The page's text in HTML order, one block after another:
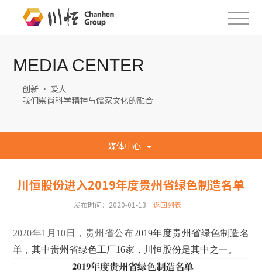
MEDIA CENTER
创新 · 爱人
我们崇尚科学精神与儒家文化的融合
媒体中心
川恒股份进入2019年度贵州省绿色制造名单
发布时间：2020-01-13 返回列表
2020年1月10日，贵州省公布2019年度贵州省绿色制造名
单，其中贵州省绿色工厂16家 ， 川恒股份是其中之一。